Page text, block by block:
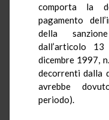
comporta la
pagamento
della
dall’articolo
dicembre 1997,
decorrenti dalla
avrebbe
periodo).